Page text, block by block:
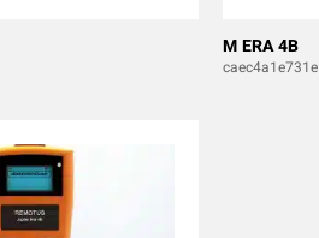
M ERA 4B
caec4a1e731e